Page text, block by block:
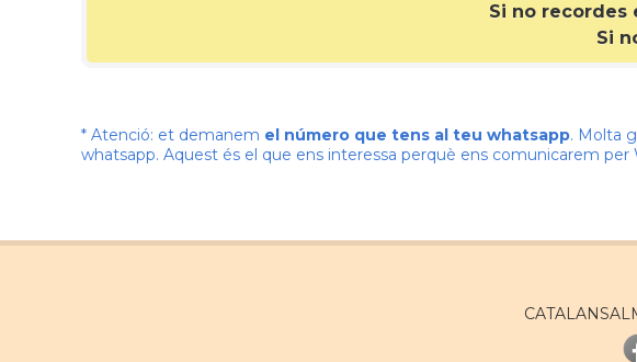
Si no recordes
Si
* Atenció: et demanem el número que tens al teu whatsapp. Molta
whatsapp. Aquest és el que ens interessa perquè ens comunicarem per